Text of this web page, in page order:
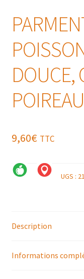
DOUCE,
9,60€ TTC
UGS :
Description
Informations